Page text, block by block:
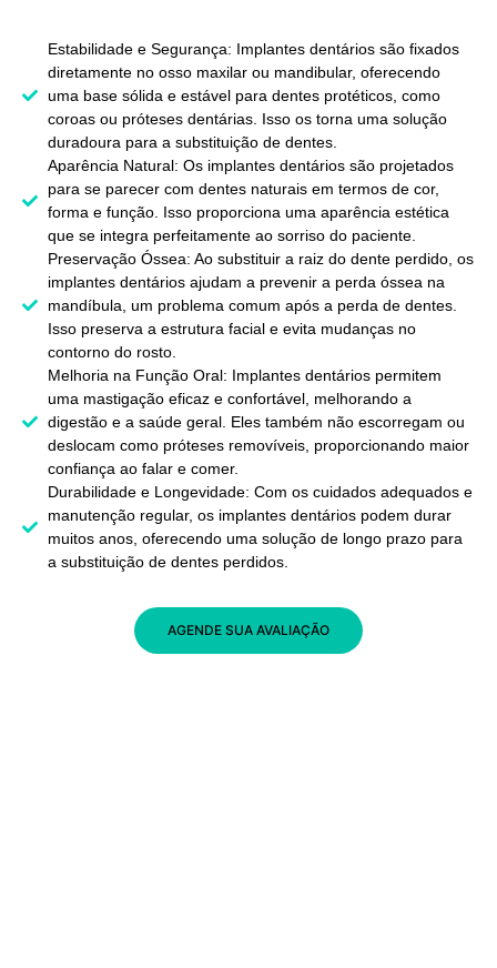
Estabilidade e Segurança: Implantes dentários são fixados
diretamente no osso maxilar ou mandibular, oferecendo
uma base sólida e estável para dentes protéticos, como
coroas ou próteses dentárias. Isso os torna uma solução
duradoura para a substituição de dentes.
Aparência Natural: Os implantes dentários são projetados
para se parecer com dentes naturais em termos de cor,
forma e função. Isso proporciona uma aparência estética
que se integra perfeitamente ao sorriso do paciente.
Preservação Óssea: Ao substituir a raiz do dente perdido, os
implantes dentários ajudam a prevenir a perda óssea na
mandíbula, um problema comum após a perda de dentes.
Isso preserva a estrutura facial e evita mudanças no
contorno do rosto.
Melhoria na Função Oral: Implantes dentários permitem
uma mastigação eficaz e confortável, melhorando a
digestão e a saúde geral. Eles também não escorregam ou
deslocam como próteses removíveis, proporcionando maior
confiança ao falar e comer.
Durabilidade e Longevidade: Com os cuidados adequados e
manutenção regular, os implantes dentários podem durar
muitos anos, oferecendo uma solução de longo prazo para
a substituição de dentes perdidos.
AGENDE SUA AVALIAÇÃO